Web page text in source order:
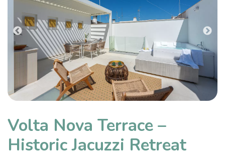
Previous
Volta Nova Terrace –
Historic Jacuzzi Retreat